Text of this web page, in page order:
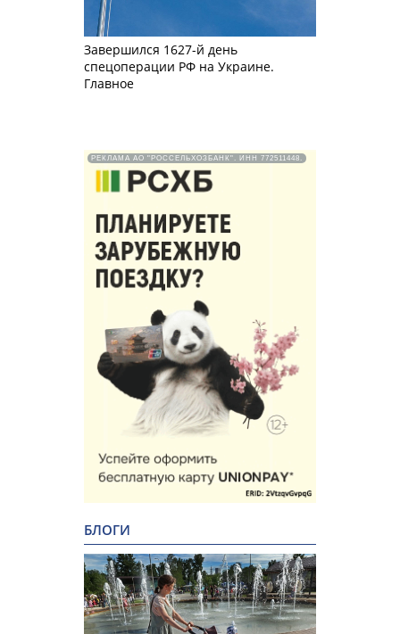
Завершился 1627-й день
спецоперации РФ на Украине.
Главное
РЕКЛАМА АО "РОССЕЛЬХОЗБАНК". ИНН 772511448.
БЛОГИ